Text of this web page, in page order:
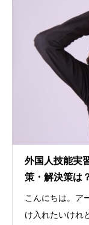
外国人技能実
策・解決策は
こんにちは。ア
け入れたいけれ